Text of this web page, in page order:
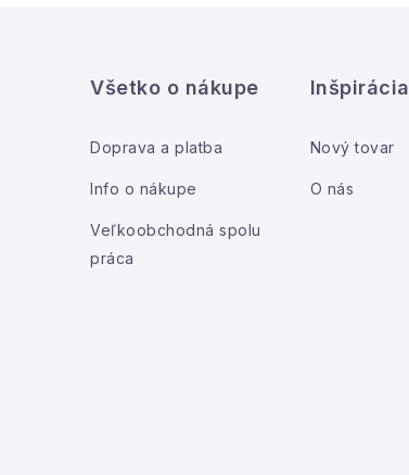
Všetko o nákupe
Doprava a platba
Info o nákupe
Veľkoobchodná spolu
práca
Inšpirácia
Nový tovar
O nás